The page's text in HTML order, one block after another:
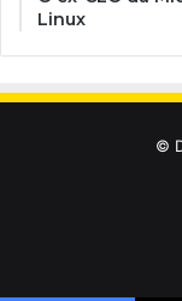
Linux
©